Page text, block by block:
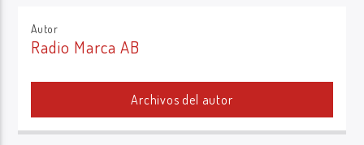
Autor
Radio Marca AB
Archivos del autor